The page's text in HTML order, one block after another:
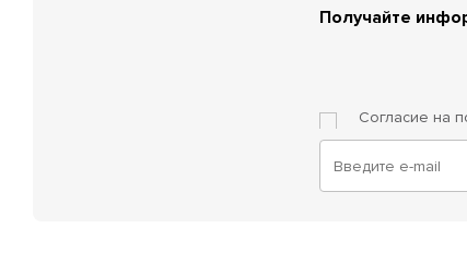
Получайте
Согласие на